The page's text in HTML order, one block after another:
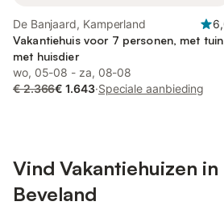
De Banjaard, Kamperland
Vakantiehuis voor 7 personen, met
met huisdier
wo, 05-08 - za, 08-08
€ 2.366€ 1.643·Speciale aanbieding
Vind Vakantiehuizen
Beveland